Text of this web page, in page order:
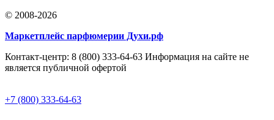
© 2008-2026
Маркетплейс парфюмерии Духи.рф
Контакт-центр: 8 (800) 333-64-63 Информация на сайте не
является публичной офертой
+7 (800) 333-64-63